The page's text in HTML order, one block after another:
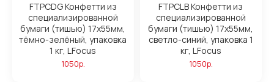
FTPCDG Конфетти из
специализированной
бумаги (тишью) 17х55мм,
тёмно-зелёный, упаковка
1 кг, LFocus
1050р.
FTPCLB Конфетти из
специализированной
бумаги (тишью) 17х55мм,
светло-синий, упаковка 1
кг, LFocus
1050р.